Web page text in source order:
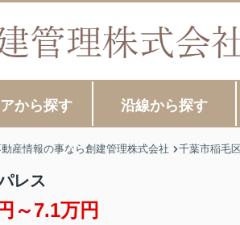
から探す 沿線から探す
動産情報の事なら創建管理株式会社 千葉市稲毛
レス
～7.1万円